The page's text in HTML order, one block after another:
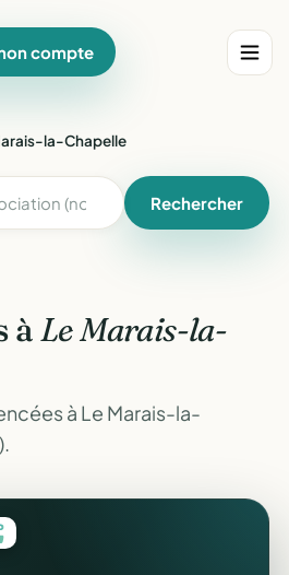
compte
la-Chapelle
Rechercher
àLe Marais-la-
à Le Marais-la-